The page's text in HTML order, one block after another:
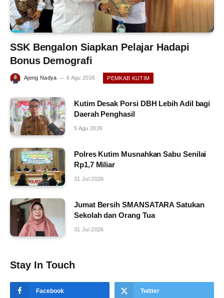
SSK Bengalon Siapkan Pelajar Hadapi
Bonus Demografi
Ajeng Nadya 6 Agu 2026 PEMKAB KUTIM
Kutim Desak Porsi DBH Lebih Adil bagi
Daerah Penghasil
5 Agu 2026
Polres Kutim Musnahkan Sabu Senilai
Rp1,7 Miliar
31 Jul 2026
Jumat Bersih SMANSATARA Satukan
Sekolah dan Orang Tua
31 Jul 2026
Stay In Touch
Facebook Twitter